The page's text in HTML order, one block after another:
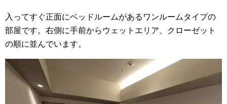
入ってすぐ正面にベッドルームがあるワンルームタイプの
部屋です。右側に手前からウェットエリア、クローゼット
の順に並んでいます。